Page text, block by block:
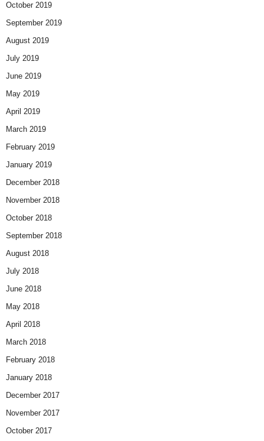
October 2019
September 2019
August 2019
July 2019
June 2019
May 2019
April 2019
March 2019
February 2019
January 2019
December 2018
November 2018
October 2018
September 2018
August 2018
July 2018
June 2018
May 2018
April 2018
March 2018
February 2018
January 2018
December 2017
November 2017
October 2017